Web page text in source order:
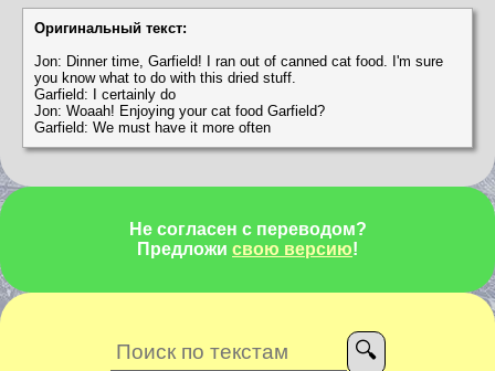
Оригинальный текст:
Jon: Dinner time, Garfield! I ran out of canned cat food. I'm sure
you know what to do with this dried stuff.
Garfield: I certainly do
Jon: Woaah! Enjoying your cat food Garfield?
Garfield: We must have it more often
Не согласен с переводом?
Предложи свою версию!